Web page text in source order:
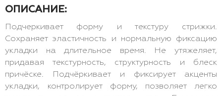
ОПИСАНИЕ:
Подчеркивает форму и текстуру стрижки.
Сохраняет эластичность и нормальную фиксацию
укладки на длительное время. Не утяжеляет,
придавая текстурность, структурность и блеск
причёске. Подчёркивает и фиксирует акценты
укладки, контролирует форму, позволяет легко